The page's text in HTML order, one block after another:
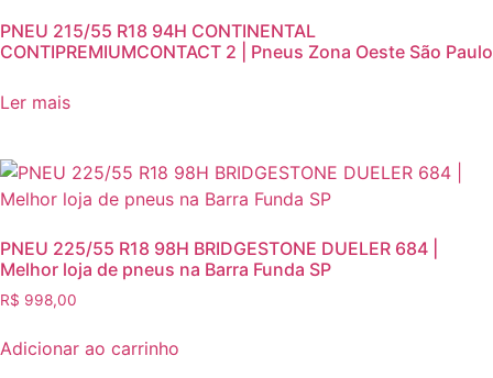
PNEU 215/55 R18 94H‎ CONTINENTAL
CONTIPREMIUMCONTACT 2 | Pneus Zona Oeste São Paulo
Ler mais
PNEU 225/55 R18 98H BRIDGESTONE DUELER 684 |
Melhor loja de pneus na Barra Funda SP
R$ 998,00
Adicionar ao carrinho